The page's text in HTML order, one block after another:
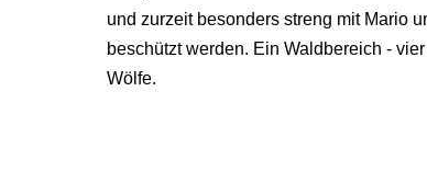
und zurzeit besonders streng mit Mario
beschützt werden. Ein Waldbereich -
Wölfe.